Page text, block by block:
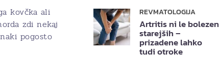
kovčka ali
zdi nekaj
pogosto
REVMATOLOGIJA
Artritis ni le bolezen
starejših –
prizadene lahko
tudi otroke